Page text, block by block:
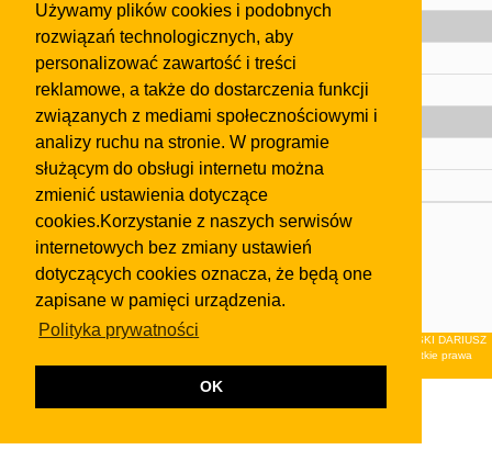
Używamy plików cookies i podobnych
rozwiązań technologicznych, aby
personalizować zawartość i treści
reklamowe, a także do dostarczenia funkcji
związanych z mediami społecznościowymi i
analizy ruchu na stronie. W programie
służącym do obsługi internetu można
zmienić ustawienia dotyczące
cookies.Korzystanie z naszych serwisów
internetowych bez zmiany ustawień
dotyczących cookies oznacza, że będą one
zapisane w pamięci urządzenia.
Polityka prywatności
OK
Gazeta
Olkusz
Kontakt
Strefa dla biznesu
Biura nieruchomości
Dealerzy i autokomisy
Skontaktuj się z nami
regulaminuiPolityki Prywatności.
Klauzula FB
© 2026Wydawnictwo NEON sp. z o.o. (dawniej: FIRMA NEON MAREK KLUCZEWSKI DARIUSZ
KRAWCZYK s.c.) z siedzibą w Olkuszu, ul.Żuradzka 15, 32-300 Olkusz . Wszystkie prawa